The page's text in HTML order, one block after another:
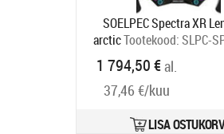
SOELPEC Spectra XR
arcticTootekood:SLPC-
AR
Tarneaeg 6-9 tp
1 794,50 €al.
37,46 €/kuu
LISA